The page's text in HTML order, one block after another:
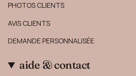
PHOTOS CLIENTS
AVIS CLIENTS
DEMANDE PERSONNALISÉE
aide & contact